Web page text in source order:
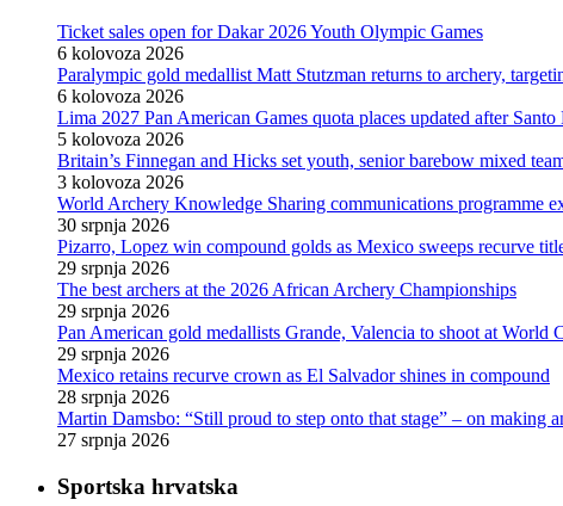
Ticket sales open for Dakar 2026 Youth Olympic Games
6 kolovoza 2026
Paralympic gold medallist Matt Stutzman returns to archery,
6 kolovoza 2026
Lima 2027 Pan American Games quota places updated after
5 kolovoza 2026
Britain’s Finnegan and Hicks set youth, senior barebow mixed
3 kolovoza 2026
World Archery Knowledge Sharing communications programme
30 srpnja 2026
Pizarro, Lopez win compound golds as Mexico sweeps recurve
29 srpnja 2026
The best archers at the 2026 African Archery Championships
29 srpnja 2026
Pan American gold medallists Grande, Valencia to shoot at World
29 srpnja 2026
Mexico retains recurve crown as El Salvador shines in compound
28 srpnja 2026
Martin Damsbo: “Still proud to step onto that stage” – on making
27 srpnja 2026
Sportska hrvatska